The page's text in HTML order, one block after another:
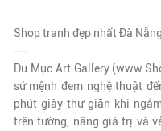
Shop tranh đẹp nhất Đà
---
Du Mục Art Gallery
sứ mệnh đem nghệ thuật
phút giây thư giãn khi
trên tường, nâng giá trị và